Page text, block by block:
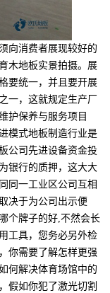
消费者展现较好的
木地板实景拍摄。展
要统一，并且要开展
一，这就规定生产厂
护保养与服务项目
模式地板制造行业是
公司先进设备资金投
银行的质押，这大大
同一工业区公司互相
决于为公司出示便
个牌子的好,不然会长
工具，您务必另外检
你需要了解怎样更强
何解决体育场馆中的
假如你犯了激光切割